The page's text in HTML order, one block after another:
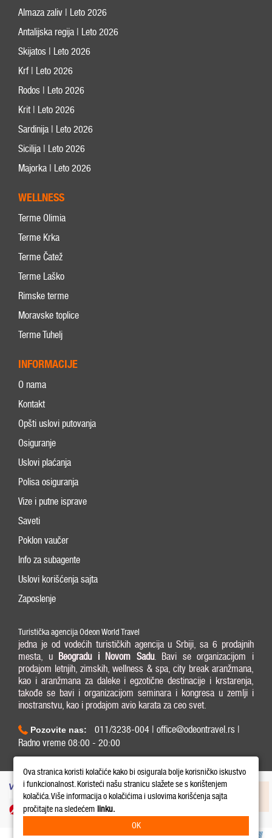
Almaza zaliv | Leto 2026
Antalijska regija | Leto 2026
Skijatos | Leto 2026
Krf | Leto 2026
Rodos | Leto 2026
Krit | Leto 2026
Sardinija | Leto 2026
Sicilija | Leto 2026
Majorka | Leto 2026
WELLNESS
Terme Olimia
Terme Krka
Terme Čatež
Terme Laško
Rimske terme
Moravske toplice
Terme Tuhelj
INFORMACIJE
O nama
Kontakt
Opšti uslovi putovanja
Osiguranje
Uslovi plaćanja
Polisa osiguranja
Vize i putne isprave
Saveti
Poklon vaučer
Info za subagente
Uslovi korišćenja sajta
Zaposlenje
Turistička agencija Odeon World Travel
jedna je od vodećih turističkih agencija u Srbiji, sa 6 prodajnih
mesta, u Beogradu i Novom Sadu. Bavi se organizacijom i
prodajom letnjih, zimskih, wellness & spa, city break aranžmana,
kao i aranžmana za daleke i egzotične destinacije i krstarenja,
takođe se bavi i organizacijom seminara i kongresa u zemlji i
inostranstvu, kao i prodajom avio karata za ceo svet.
Pozovite nas:
011/3238-004 | office@odeontravel.rs |
Radno vreme 08:00 - 20:00
Ova stranica koristi kolačiće kako bi osigurala bolje korisničko iskustvo
i funkcionalnost. Koristeći našu stranicu slažete se s korištenjem
kolačića. Više informacija o kolačićima i uslovima korišćenja sajta
pročitajte na sledećem linku.
OK